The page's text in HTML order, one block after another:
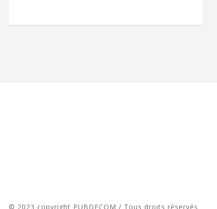
© 2023 copyright PUBDECOM / Tous droits réservés